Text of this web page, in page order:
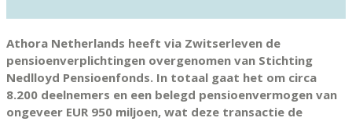
Athora Netherlands heeft via Zwitserleven de
pensioenverplichtingen overgenomen van Stichting
Nedlloyd Pensioenfonds. In totaal gaat het om circa
8.200 deelnemers en een belegd pensioenvermogen van
ongeveer EUR 950 miljoen, wat deze transactie de